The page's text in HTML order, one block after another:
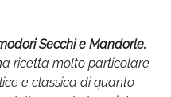
Secchi e Mandorle.
ricetta molto particolare
e classica di quanto